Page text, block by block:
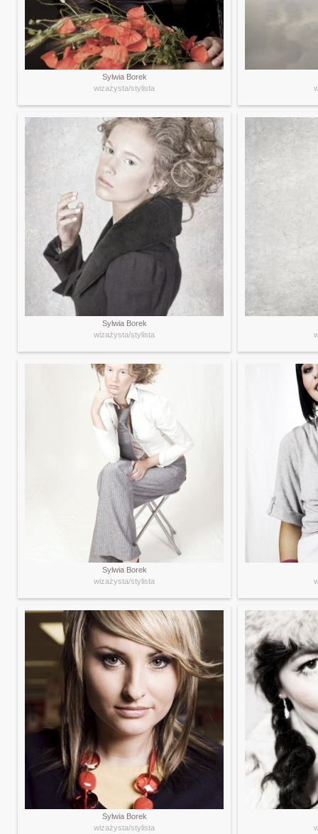
Sylwia Borek
wizażysta/stylista
Sylwia Borek
wizażysta/stylista
Sylwia Borek
wizażysta/stylista
Sylwia Borek
wizażysta/stylista